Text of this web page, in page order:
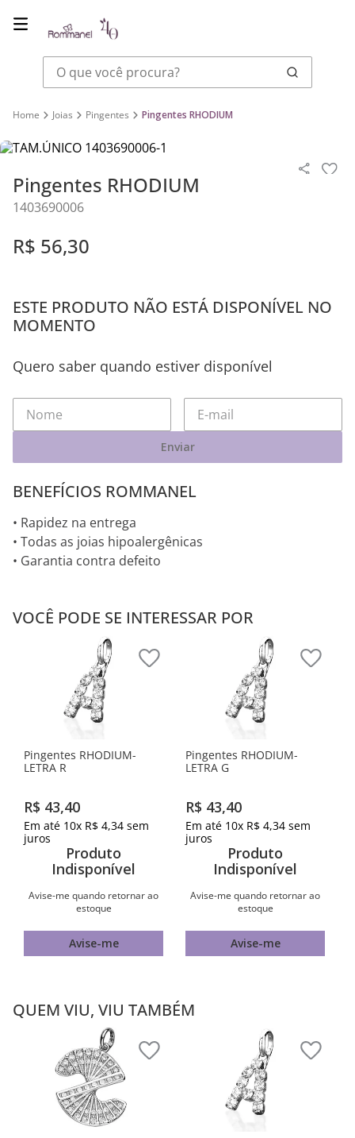
O que você procura?
Joias Pingentes Pingentes RHODIUM
Pingentes RHODIUM
1403690006
R$ 56,30
ESTE PRODUTO NÃO ESTÁ DISPONÍVEL NO
MOMENTO
Quero saber quando estiver disponível
Enviar
BENEFÍCIOS ROMMANEL
• Rapidez na entrega
• Todas as joias hipoalergênicas
• Garantia contra defeito
VOCÊ PODE SE INTERESSAR POR
Pingentes RHODIUM-
LETRA R
R$ 43,40
Em até 10x R$ 4,34 sem
juros
Produto
Indisponível
Avise-me quando retornar ao
estoque
Avise-me
Pingentes RHODIUM-
LETRA G
R$ 43,40
Em até 10x R$ 4,34 sem
juros
Produto
Indisponível
Avise-me quando retornar ao
estoque
Avise-me
QUEM VIU, VIU TAMBÉM